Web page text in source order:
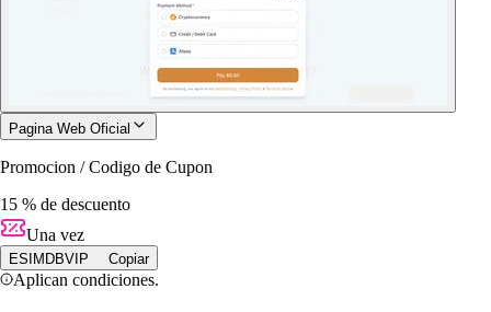
Pagina Web Oficial
Promocion / Codigo de Cupon
15 % de descuento
Una vez
ESIMDBVIP Copiar
Aplican condiciones.